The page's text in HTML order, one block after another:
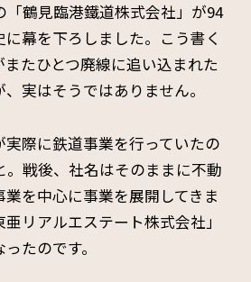
「鶴見臨港鐵道株式会社」が94
幕を下ろしました。こう書く
たひとつ廃線に追い込まれた
実はそうではありません。
実際に鉄道事業を行っていたの
。戦後、社名はそのままに不動
を中心に事業を展開してきま
リアルエステート株式会社」
たのです。